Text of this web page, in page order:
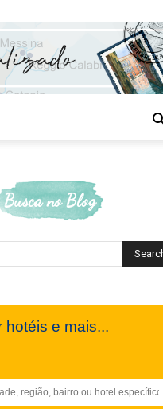
Busca no Blog
hotéis e mais...